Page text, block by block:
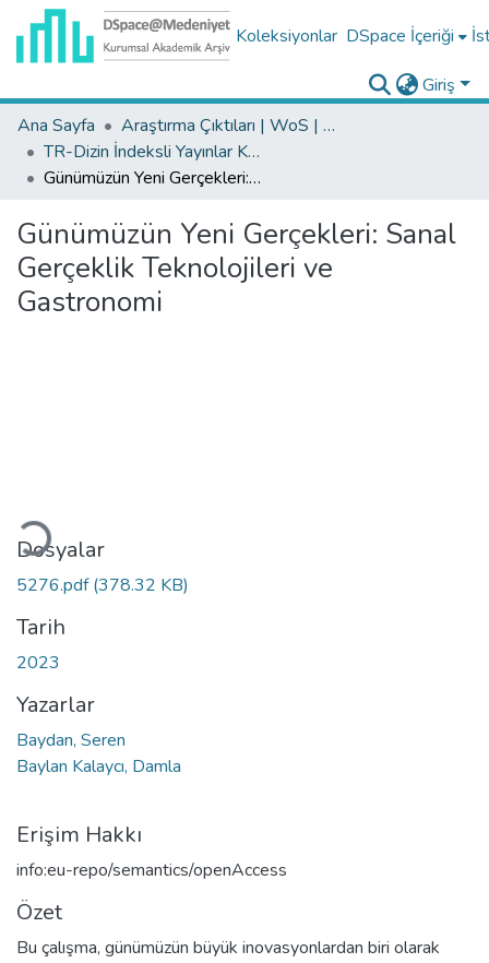
Koleksiyonlar DSpace İçeriği
Giriş
Ana Sayfa
Araştırma Çıktıları | WoS | Scopus | TR-Dizin | PubMed
TR-Dizin İndeksli Yayınlar Koleksiyonu
Günümüzün Yeni Gerçekleri: Sanal Gerçeklik Teknolojileri ve Gastronomi
Günümüzün Yeni Gerçekleri: Sanal
Gerçeklik Teknolojileri ve
Gastronomi
Yükleniyor...
Dosyalar
5276.pdf(378.32 KB)
Tarih
2023
Yazarlar
Baydan, Seren
Baylan Kalaycı, Damla
Erişim Hakkı
info:eu-repo/semantics/openAccess
Özet
Bu çalışma, günümüzün büyük inovasyonlardan biri olarak